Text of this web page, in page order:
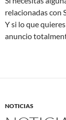
relacionadas con
Y si lo que
anuncio
NOTICIAS